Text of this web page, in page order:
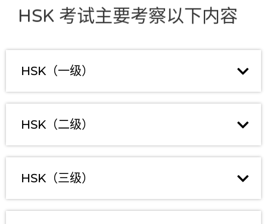
HSK 考试主要考察以下内容
HSK（一级）
HSK（二级）
HSK（三级）